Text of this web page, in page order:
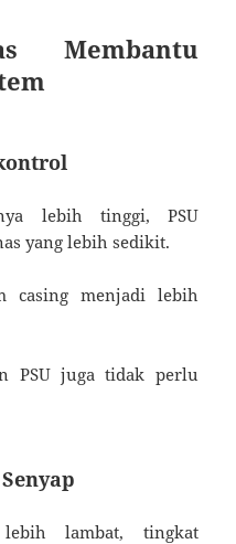
Membantu
lebih tinggi, PSU
yang lebih sedikit.
casing menjadi lebih
PSU juga tidak perlu
lambat, tingkat